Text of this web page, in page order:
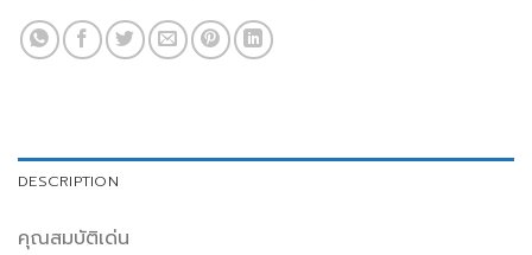
DESCRIPTION
คุณสมบัติเด่น